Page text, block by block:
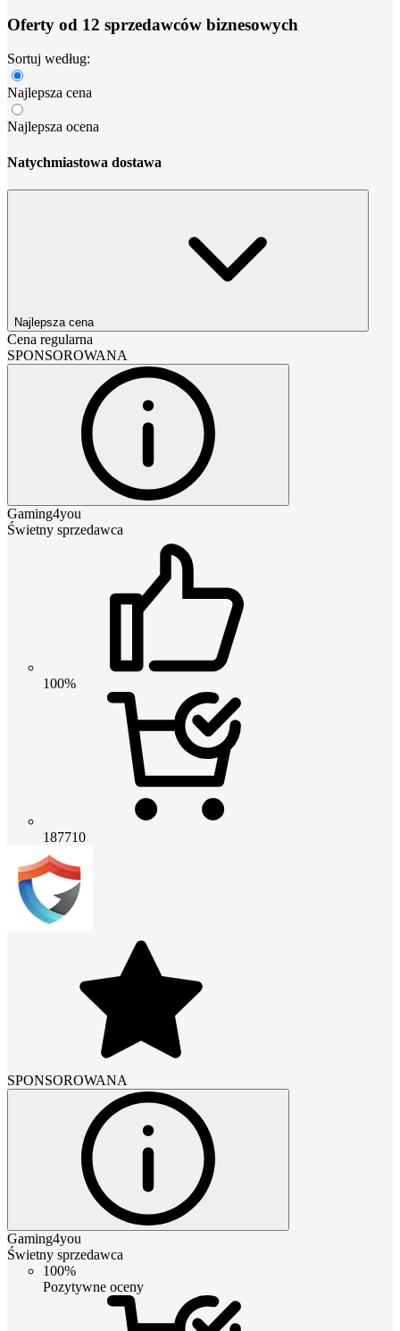
Oferty od 12 sprzedawców biznesowych
Sortuj według:
Najlepsza cena
Najlepsza ocena
Natychmiastowa dostawa
Najlepsza cena
Cena regularna
SPONSOROWANA
Gaming4you
Świetny sprzedawca
100%
187710
SPONSOROWANA
Gaming4you
Świetny sprzedawca
100%
Pozytywne oceny